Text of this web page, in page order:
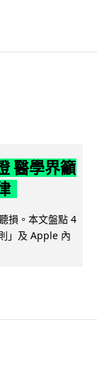
醫學界籲
損。本文盤點 4
」及 Apple 內